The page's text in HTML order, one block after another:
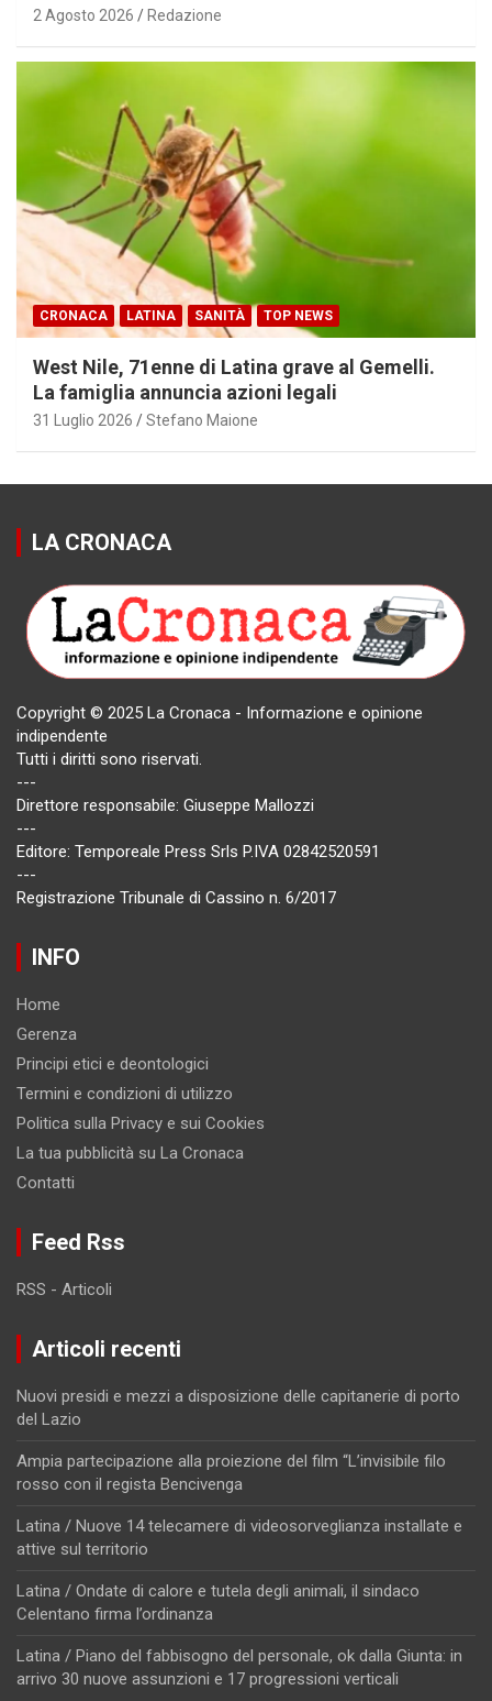
2 Agosto 2026 Redazione
CRONACA LATINA SANITÀ TOP NEWS
West Nile, 71enne di Latina grave al Gemelli.
La famiglia annuncia azioni legali
31 Luglio 2026 Stefano Maione
LA CRONACA
Copyright © 2025 La Cronaca - Informazione e opinione
indipendente
Tutti i diritti sono riservati.
---
Direttore responsabile: Giuseppe Mallozzi
---
Editore: Temporeale Press Srls P.IVA 02842520591
---
Registrazione Tribunale di Cassino n. 6/2017
INFO
Home
Gerenza
Principi etici e deontologici
Termini e condizioni di utilizzo
Politica sulla Privacy e sui Cookies
La tua pubblicità su La Cronaca
Contatti
Feed Rss
RSS - Articoli
Articoli recenti
Nuovi presidi e mezzi a disposizione delle capitanerie di porto
del Lazio
Ampia partecipazione alla proiezione del film “L’invisibile filo
rosso con il regista Bencivenga
Latina / Nuove 14 telecamere di videosorveglianza installate e
attive sul territorio
Latina / Ondate di calore e tutela degli animali, il sindaco
Celentano firma l’ordinanza
Latina / Piano del fabbisogno del personale, ok dalla Giunta: in
arrivo 30 nuove assunzioni e 17 progressioni verticali